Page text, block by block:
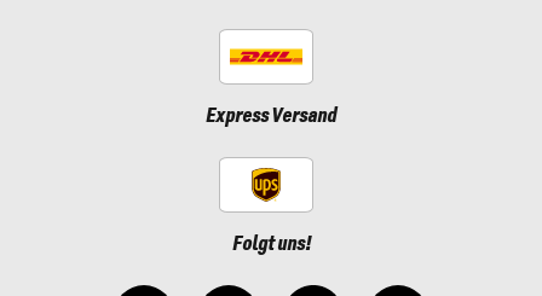
Express Versand
Folgt uns!